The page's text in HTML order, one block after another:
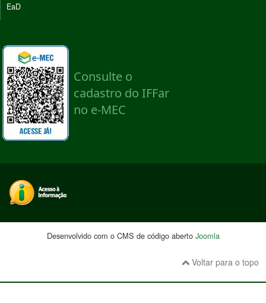
EaD
Desenvolvido com o CMS de código aberto Joomla
Voltar para o topo